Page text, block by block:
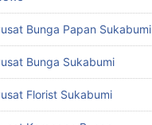
Bunga Papan Sukabumi
Bunga Sukabumi
Florist Sukabumi